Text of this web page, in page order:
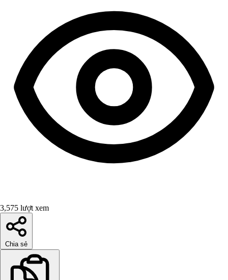
3,575 lượt xem
Chia sẻ